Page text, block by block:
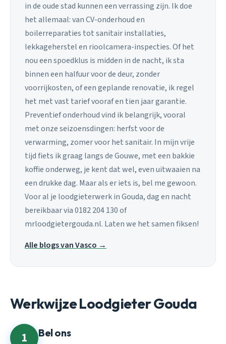
in de oude stad kunnen een verrassing zijn. Ik doe
het allemaal: van CV-onderhoud en
boilerreparaties tot sanitair installaties,
lekkageherstel en rioolcamera-inspecties. Of het
nou een spoedklus is midden in de nacht, ik sta
binnen een halfuur voor de deur, zonder
voorrijkosten, of een geplande renovatie, ik regel
het met vast tarief vooraf en tien jaar garantie.
Preventief onderhoud vind ik belangrijk, vooral
met onze seizoensdingen: herfst voor de
verwarming, zomer voor het sanitair. In mijn vrije
tijd fiets ik graag langs de Gouwe, met een bakkie
koffie onderweg, je kent dat wel, even uitwaaien na
een drukke dag. Maar als er iets is, bel me gewoon.
Voor al je loodgieterwerk in Gouda, dag en nacht
bereikbaar via 0182 204 130 of
mrloodgietergouda.nl. Laten we het samen fiksen!
Alle blogs van Vasco →
Werkwijze Loodgieter Gouda
1 Bel ons